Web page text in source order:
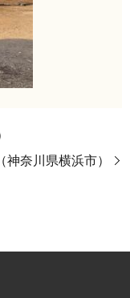
奈川県横浜市）